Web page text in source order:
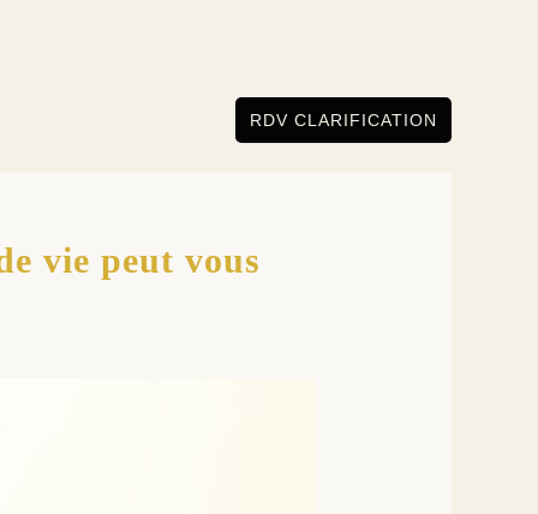
RDV CLARIFICATION
vie peut vous